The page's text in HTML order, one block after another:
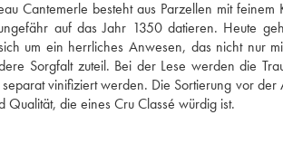
Cantemerle besteht aus Parzellen mit
auf das Jahr 1350 datieren. Heute
um ein herrliches Anwesen, das nicht nur
Sorgfalt zuteil. Bei der Lese werden die
vinifiziert werden. Die Sortierung vor
die eines Cru Classé würdig ist.